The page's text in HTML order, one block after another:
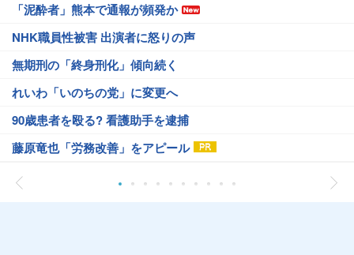
「泥酔者」熊本で通報が頻発か
NHK職員性被害 出演者に怒りの声
無期刑の「終身刑化」傾向続く
れいわ「いのちの党」に変更へ
90歳患者を殴る? 看護助手を逮捕
藤原竜也「労務改善」をアピール